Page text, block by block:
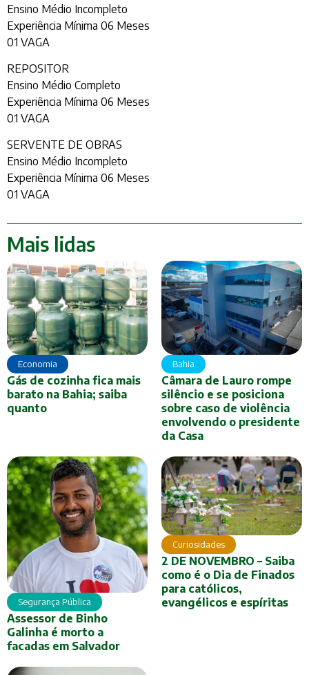
Ensino Médio Incompleto
Experiência Mínima 06 Meses
01 VAGA
REPOSITOR
Ensino Médio Completo
Experiência Mínima 06 Meses
01 VAGA
SERVENTE DE OBRAS
Ensino Médio Incompleto
Experiência Mínima 06 Meses
01 VAGA
Mais lidas
Economia
Gás de cozinha fica mais
barato na Bahia; saiba
quanto
Bahia
Câmara de Lauro rompe
silêncio e se posiciona
sobre caso de violência
envolvendo o presidente
da Casa
Segurança Pública
Assessor de Binho
Galinha é morto a
facadas em Salvador
Curiosidades
2 DE NOVEMBRO – Saiba
como é o Dia de Finados
para católicos,
evangélicos e espíritas